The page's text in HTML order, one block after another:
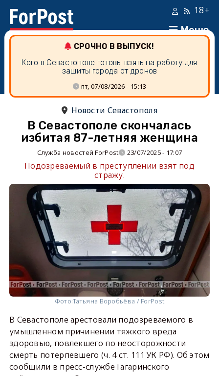
Меню
18+
СРОЧНО В ВЫПУСК!
Кого в Севастополе готовы взять на работу для
защиты города от дронов
пт, 07/08/2026 - 15:13
Новости Севастополя
В Севастополе скончалась
избитая 87-летняя женщина
Служба новостей ForPost 23/07/2025 - 17:07
Подозреваемый в преступлении взят под
стражу.
Фото:Татьяна Воробьёва / ForPost
В Севастополе арестовали подозреваемого в
умышленном причинении тяжкого вреда
здоровью, повлекшего по неосторожности
смерть потерпевшего (ч. 4 ст. 111 УК РФ). Об этом
сообщили в пресс-службе Гагаринского